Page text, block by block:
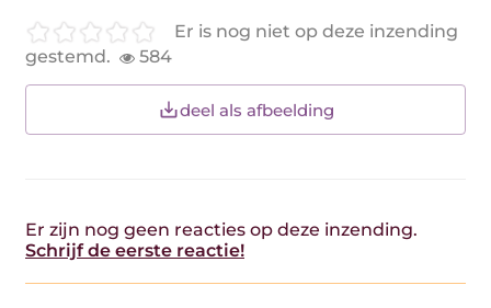
Er is nog niet op deze inzending
gestemd.
584
deel als afbeelding
Er zijn nog geen reacties op deze inzending.
Schrijf de eerste reactie!